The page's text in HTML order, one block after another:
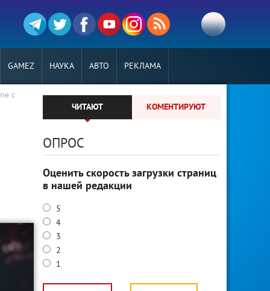
GAMEZ НАУКА АВТО РЕКЛАМА
с
ЧИТАЮТ КОМЕНТИРУЮТ
ОПРОС
Оценить скорость загрузки страниц
в нашей редакции
5
4
3
2
1